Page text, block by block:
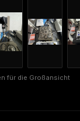
für die Großansicht